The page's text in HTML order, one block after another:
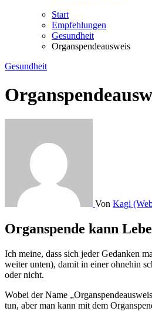
Start
Empfehlungen
Gesundheit
Organspendeausweis
Gesundheit
Von Kagi
Organspende kann
Ich meine, dass sich jeder Gedanken machen sollte, ob er im Falle seines Todes Organspender sein möchte oder nicht. Und jeder sollte sich einen Organspendeausweis zulegen (gibts kostenlos im Internet; siehe
weiter unten), damit in einer ohnehin
oder nicht.
Wobei der Name
tun, aber man kann mit dem